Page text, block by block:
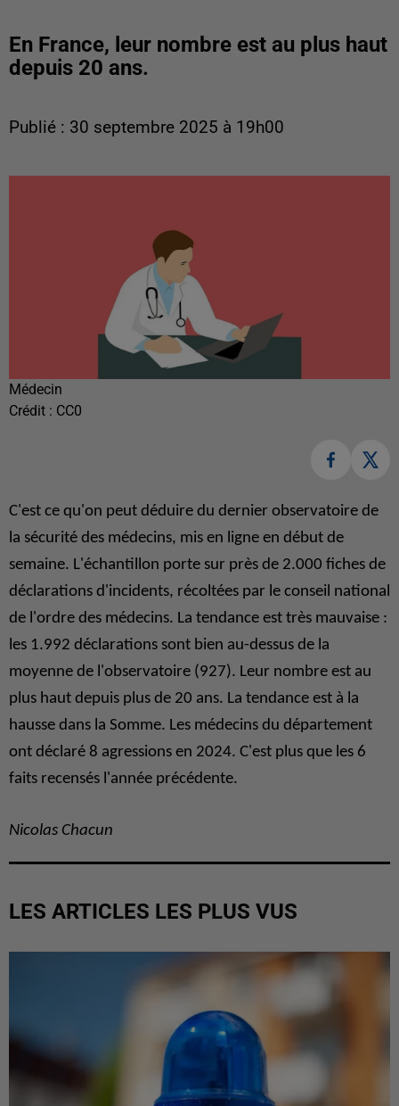
En France, leur nombre est au plus haut
depuis 20 ans.
Publié : 30 septembre 2025 à 19h00
Médecin
Crédit : CC0
C'est ce qu'on peut déduire du dernier observatoire de
la sécurité des médecins, mis en ligne en début de
semaine. L'échantillon porte sur près de 2.000 fiches de
déclarations d'incidents, récoltées par le conseil national
de l'ordre des médecins. La tendance est très mauvaise :
les 1.992 déclarations sont bien au-dessus de la
moyenne de l'observatoire (927). Leur nombre est au
plus haut depuis plus de 20 ans. La tendance est à la
hausse dans la Somme. Les médecins du département
ont déclaré 8 agressions en 2024. C'est plus que les 6
faits recensés l'année précédente.
Nicolas Chacun
LES ARTICLES LES PLUS VUS